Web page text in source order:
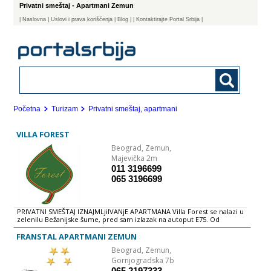
Privatni smeštaj - Apartmani Zemun
Naslovna | Uslovi i prava korišćenja Blog | Kontaktirajte Portal Srbija |
Početna Turizam Privatni smeštaj, apartmani
VILLA FOREST
Beograd, Zemun,
Majevička 2m
011 3196699
065 3196699
PRIVATNI SMEŠTAJ IZNAJMLjiIVANjE APARTMANA Villa Forest se nalazi u
zelenilu Bežanijske šume, pred sam izlazak na autoput E75. Od
aerodroma je, kao i od centra grada udaljena svega 7 km.
Raspolažemo sa 18 soba i 6 apartmana, opremljenih po svim
sopstveni veliki parking sa video nadzorom i besplatan bežični
internet. Sve sobe i apartmani poseduju savremeno opremljena
kupatila sa fenom, klima uređaje, satelitsku TV, mini bar, sef, telefon...
FRANSTAL APARTMANI ZEMUN
Beograd, Zemun,
Gornjogradska 7b